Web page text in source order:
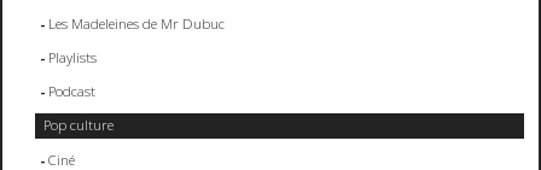
Les Madeleines de Mr Dubuc
Playlists
Podcast
Pop culture
Ciné